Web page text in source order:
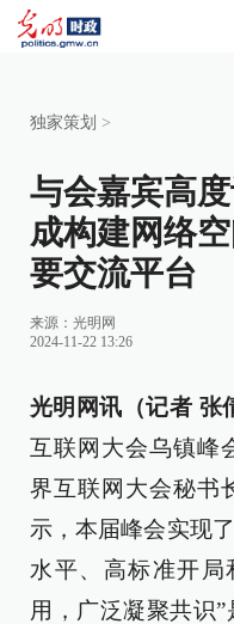
独家策划 >
与会嘉宾高
成构建网络
要交流平台
来源： 光明网
2024-11-22 13:26
光明网讯（记者 张
互联网大会乌镇峰
界互联网大会秘书
示，本届峰会实现
水平、高标准开局
用，广泛凝聚共识